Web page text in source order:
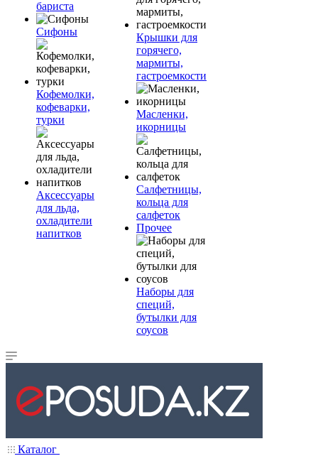
бариста
Сифоны
Кофемолки,
кофеварки,
турки
Аксессуары
для льда,
охладители
напитков
Крышки для
горячего,
мармиты,
гастроемкости
Масленки,
икорницы
Салфетницы,
кольца для
салфеток
Прочее
Наборы для
специй,
бутылки для
соусов
Каталог